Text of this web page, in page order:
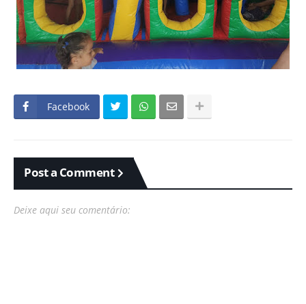
Facebook
Post a Comment
Deixe aqui seu comentário: